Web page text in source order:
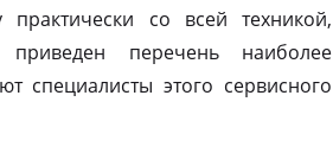
со всей техникой,
перечень наиболее
специалисты этого сервисного